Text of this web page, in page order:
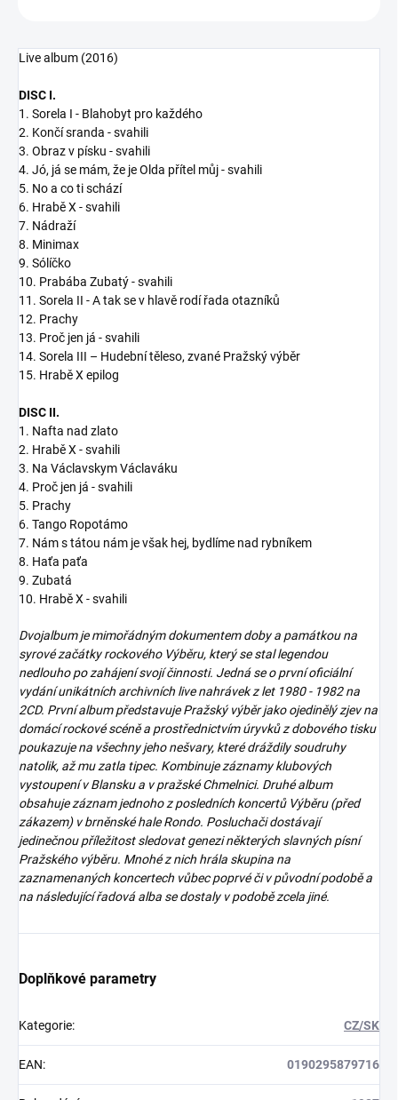
Live album (2016)
DISC I.
1. Sorela I - Blahobyt pro každého
2. Končí sranda - svahili
3. Obraz v písku - svahili
4. Jó, já se mám, že je Olda přítel můj - svahili
5. No a co ti schází
6. Hrabě X - svahili
7. Nádraží
8. Minimax
9. Sólíčko
10. Prabába Zubatý - svahili
11. Sorela II - A tak se v hlavě rodí řada otazníků
12. Prachy
13. Proč jen já - svahili
14. Sorela III – Hudební těleso, zvané Pražský výběr
15. Hrabě X epilog
DISC II.
1. Nafta nad zlato
2. Hrabě X - svahili
3. Na Václavskym Václaváku
4. Proč jen já - svahili
5. Prachy
6. Tango Ropotámo
7. Nám s tátou nám je však hej, bydlíme nad rybníkem
8. Haťa paťa
9. Zubatá
10. Hrabě X - svahili
Dvojalbum je mimořádným dokumentem doby a památkou na
syrové začátky rockového Výběru, který se stal legendou
nedlouho po zahájení svojí činnosti. Jedná se o první oficiální
vydání unikátních archivních live nahrávek z let 1980 - 1982 na
2CD. První album představuje Pražský výběr jako ojedinělý zjev na
domácí rockové scéně a prostřednictvím úryvků z dobového tisku
poukazuje na všechny jeho nešvary, které dráždily soudruhy
natolik, až mu zatla tipec. Kombinuje záznamy klubových
vystoupení v Blansku a v pražské Chmelnici. Druhé album
obsahuje záznam jednoho z posledních koncertů Výběru (před
zákazem) v brněnské hale Rondo. Posluchači dostávají
jedinečnou příležitost sledovat genezi některých slavných písní
Pražského výběru. Mnohé z nich hrála skupina na
zaznamenaných koncertech vůbec poprvé či v původní podobě a
na následující řadová alba se dostaly v podobě zcela jiné.
Doplňkové parametry
Kategorie: CZ/SK
EAN: 0190295879716